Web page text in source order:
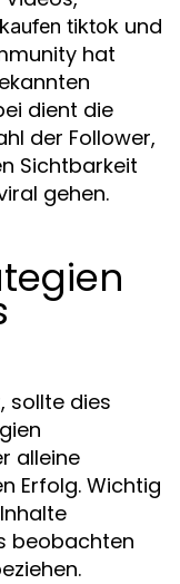
tiktok und
hat
dient die
der Follower,
Sichtbarkeit
gehen.
sollte dies
alleine
Erfolg. Wichtig
beobachten